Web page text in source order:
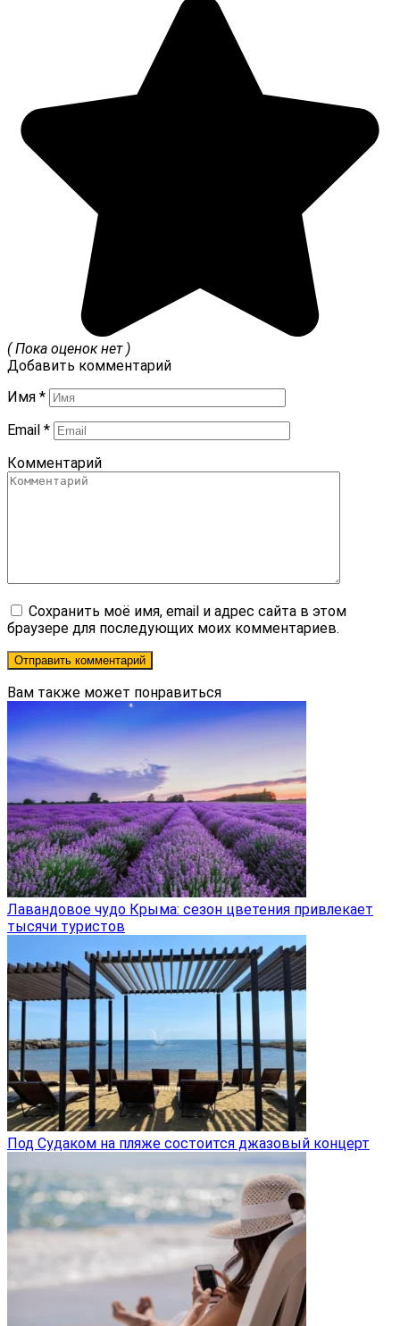
( Пока оценок нет )
Добавить комментарий
Имя *
Email *
Комментарий
Сохранить моё имя, email и адрес сайта в этом
браузере для последующих моих комментариев.
Вам также может понравиться
Лавандовое чудо Крыма: сезон цветения привлекает
тысячи туристов
Под Судаком на пляже состоится джазовый концерт